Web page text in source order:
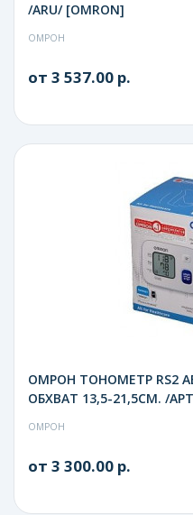
/ARU/ [OMRON]
ОМРОН
от 3 537.00 р.
ОМРОН ТОНОМЕТР RS2
ОБХВАТ 13,5-21,5СМ. /
ОМРОН
от 3 300.00 р.